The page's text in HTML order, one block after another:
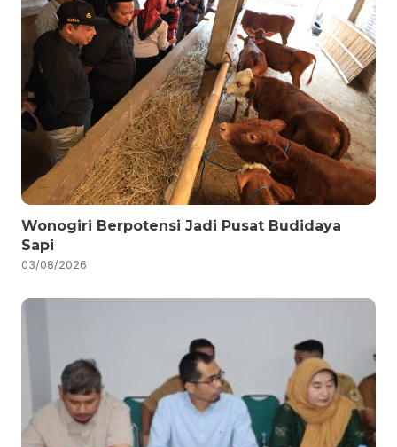
Wonogiri Berpotensi Jadi Pusat Budidaya
Sapi
03/08/2026